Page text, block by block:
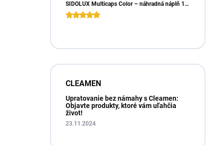
SIDOLUX Multicaps Color – náhradná náplň 10ks
CLEAMEN
Upratovanie bez námahy s Cleamen:
Objavte produkty, ktoré vám uľahčia
život!
23.11.2024